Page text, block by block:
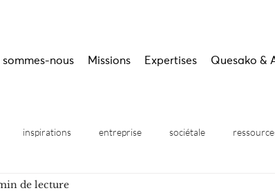
sommes-nous Missions Expertises Quesako &
inspirations entreprise sociétale
de lecture